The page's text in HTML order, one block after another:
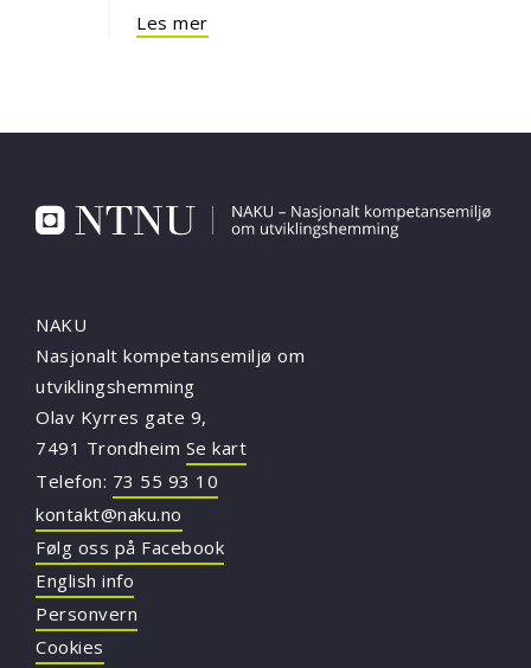
Les mer
NAKU
Nasjonalt kompetansemiljø om
utviklingshemming
Olav Kyrres gate 9,
7491 Trondheim Se kart
Telefon: 73 55 93 10
kontakt@naku.no
Følg oss på Facebook
English info
Personvern
Cookies